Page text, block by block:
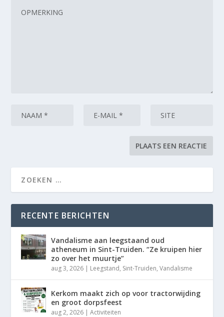
RECENTE BERICHTEN
Vandalisme aan leegstaand oud
atheneum in Sint-Truiden. “Ze kruipen hier
zo over het muurtje”
aug 3, 2026 | Leegstand, Sint-Truiden,Vandalisme
Kerkom maakt zich op voor tractorwijding
en groot dorpsfeest
aug 2, 2026 |Activiteiten